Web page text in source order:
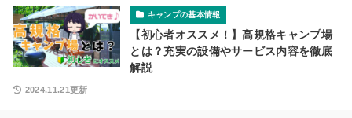
キャンプの基本情報
【初心者オススメ！】高規格キャンプ場
とは？充実の設備やサービス内容を徹底
解説
2024.11.21更新